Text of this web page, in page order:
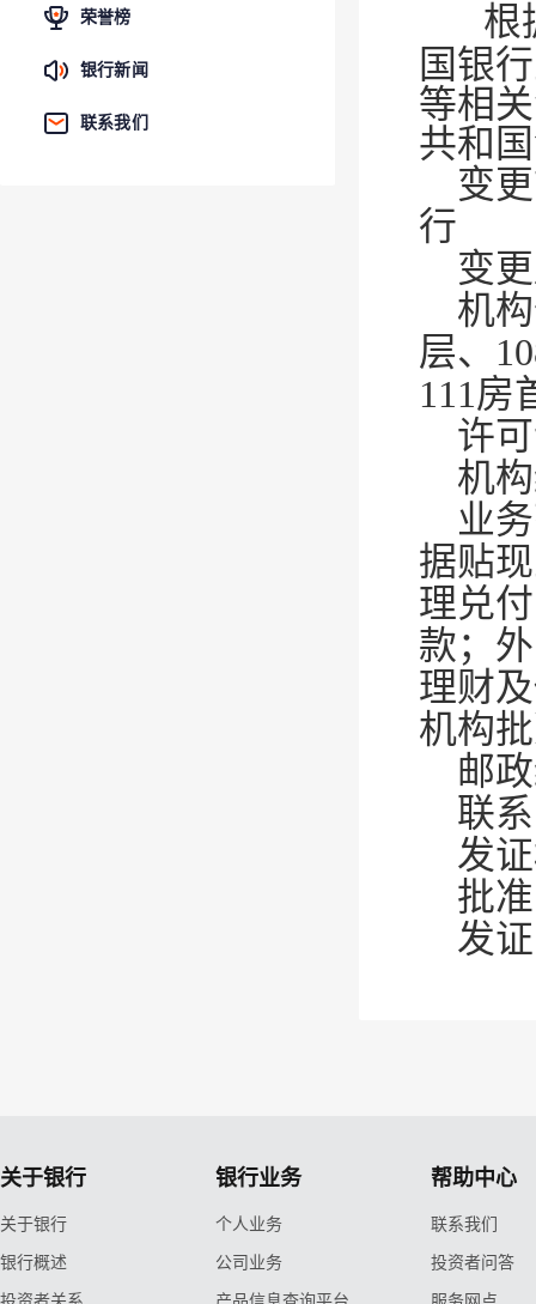
荣誉榜
银行新闻
联系我们
根
国银
等相
共和
变
行
变
机
层、
111房
许
机
业
据贴
理兑
款；
理财
机构
邮
联
发
批
发
关于银行
关于银行
银行概述
银行业务
个人业务
公司业务
帮助中心
联系我们
投资者问答